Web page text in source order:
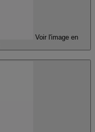
Voir l'image en